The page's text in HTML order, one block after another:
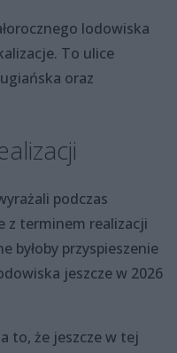
lodowiska
To ulice
oraz
podczas
z terminem realizacji
byłoby przyspieszenie
jeszcze w 2026
to, że jeszcze w tej